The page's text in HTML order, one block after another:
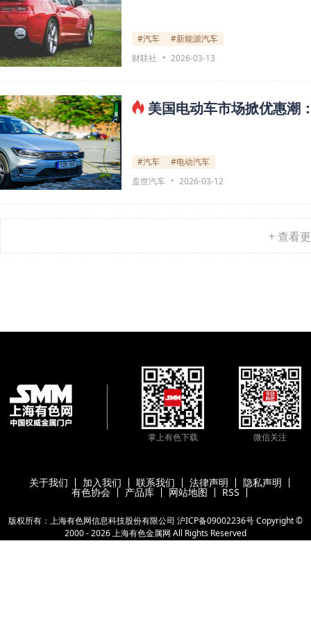
#汽车
#新能源汽车
财联社
2026-03-13
美国电动车市场掀优惠潮
#汽车
#电动汽车
盖世汽车
2026-03-12
+ 查看
掌上有色下载 微信关注
关于我们 加入我们 联系我们 法律声明 隐私声明
有色协会 产品库 网站地图 RSS
版权所有：上海有色网信息科技股份有限公司 沪ICP备09002236号Copyright ©
2000 -2026上海有色金属网 All Rights Reserved